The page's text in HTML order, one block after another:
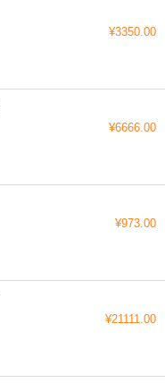
¥3350.00
¥6666.00
¥973.00
¥21111.00